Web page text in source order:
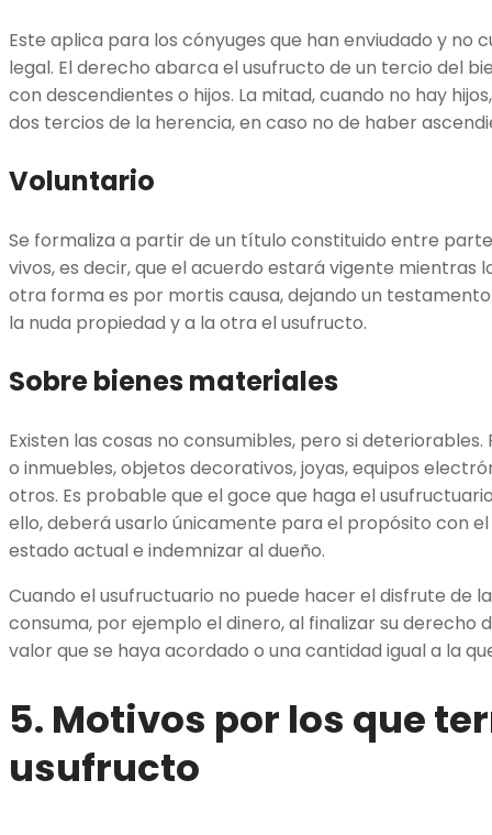
Este aplica para los cónyuges que han enviudado y no
legal. El derecho abarca el usufructo de un tercio del
con descendientes o hijos. La mitad, cuando no hay
dos tercios de la herencia, en caso no de haber
Voluntario
Se formaliza a partir de un título constituido entre
vivos, es decir, que el acuerdo estará vigente mientras
otra forma es por mortis causa, dejando un
la nuda propiedad y a la otra el usufructo.
Sobre bienes materiales
Existen las cosas no consumibles, pero si
o inmuebles, objetos decorativos, joyas, equipos
otros. Es probable que el goce que haga el
ello, deberá usarlo únicamente para el propósito con
estado actual e indemnizar al dueño.
Cuando el usufructuario no puede hacer el disfrute de
consuma, por ejemplo el dinero, al finalizar su
valor que se haya acordado o una cantidad igual a la
5. Motivos por los que
usufructo